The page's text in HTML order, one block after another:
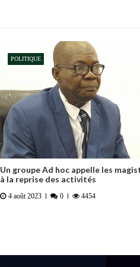
POLITIQUE
Un groupe Ad hoc appelle les
à la reprise des activités
4 août 2023 0 4454